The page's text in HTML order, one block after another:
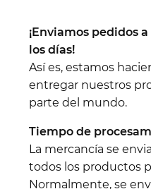
¡Enviamos pedidos
los días!
Así es, estamos
entregar nuestros
parte del mundo.
Tiempo de
La mercancía se
todos los productos
Normalmente, se